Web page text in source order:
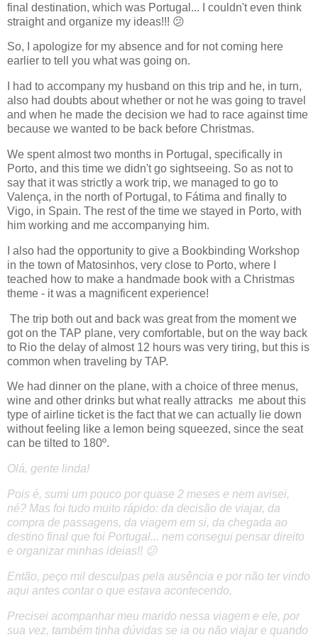
final destination, which was Portugal... I couldn't even think
straight and organize my ideas!!! 😕
So, I apologize for my absence and for not coming here
earlier to tell you what was going on.
I had to accompany my husband on this trip and he, in turn,
also had doubts about whether or not he was going to travel
and when he made the decision we had to race against time
because we wanted to be back before Christmas.
We spent almost two months in Portugal, specifically in
Porto, and this time we didn't go sightseeing. So as not to
say that it was strictly a work trip, we managed to go to
Valença, in the north of Portugal, to Fátima and finally to
Vigo, in Spain. The rest of the time we stayed in Porto, with
him working and me accompanying him.
I also had the opportunity to give a Bookbinding Workshop
in the town of Matosinhos, very close to Porto, where I
teached how to make a handmade book with a Christmas
theme - it was a magnificent experience!
The trip both out and back was great from the moment we
got on the TAP plane, very comfortable, but on the way back
to Rio the delay of almost 12 hours was very tiring, but this is
common when traveling by TAP.
We had dinner on the plane, with a choice of three menus,
wine and other drinks but what really attracks me about this
type of airline ticket is the fact that we can actually lie down
without feeling like a lemon being squeezed, since the seat
can be tilted to 180º.
Olá, gente linda!
Pois é, sumi um pouco por quase 2 meses e nem avisei,
né? Mas foi tudo muito rápido: da decisão de viajar, da
compra de passagens, da viagem em si, da chegada ao
destino final que foi Portugal... nem consegui pensar direito
e organizar minhas ideias!! 😕
Então, peço mil desculpas pela ausência e por não ter vindo
aqui antes contar o que estava acontecendo.
Precisei acompanhar meu marido nessa viagem e ele, por
sua vez, também tinha dúvidas se ia ou não viajar e quando